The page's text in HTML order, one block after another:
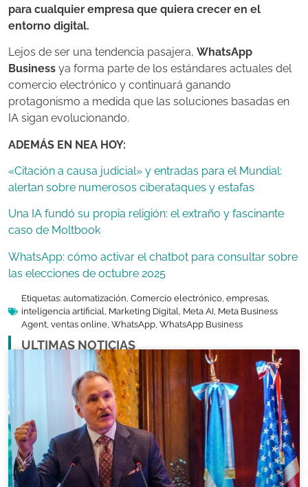
para cualquier empresa que quiera crecer en el
entorno digital.
Lejos de ser una tendencia pasajera, WhatsApp
Business ya forma parte de los estándares actuales del
comercio electrónico y continuará ganando
protagonismo a medida que las soluciones basadas en
IA sigan evolucionando.
ADEMÁS EN NEA HOY:
«Citación a causa judicial» y entradas para el Mundial:
alertan sobre numerosos ciberataques y estafas
Una IA fundó su propia religión: el extraño y fascinante
caso de Moltbook
WhatsApp: cómo activar el chatbot para consultar sobre
las elecciones de octubre 2025
Etiquetas: automatización, Comercio electrónico, empresas,
inteligencia artificial, Marketing Digital, Meta AI, Meta Business
Agent, ventas online, WhatsApp, WhatsApp Business
ULTIMAS NOTICIAS